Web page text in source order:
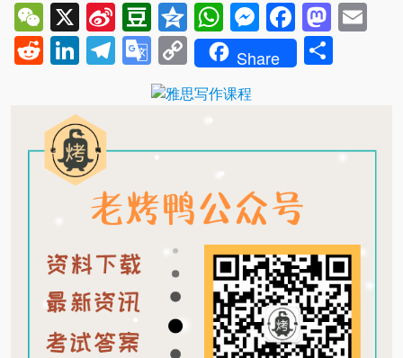
WeChat
X
Sina
Weibo
Douban
QzoneWhatsApp
Messenger
RedditLinkedIn
Telegram
Google
Translate
Copy
Link
Share